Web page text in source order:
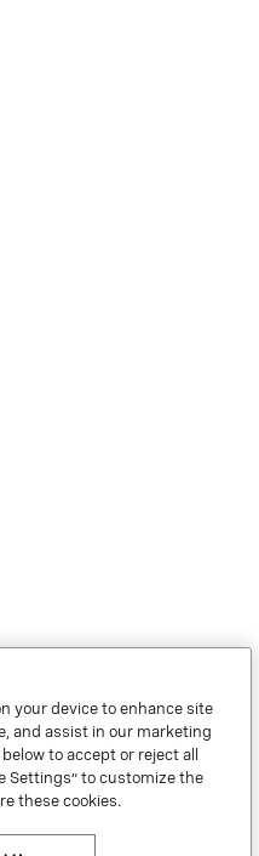
your device to enhance site
and assist in our marketing
to accept or reject all
Settings” to customize the
these cookies.